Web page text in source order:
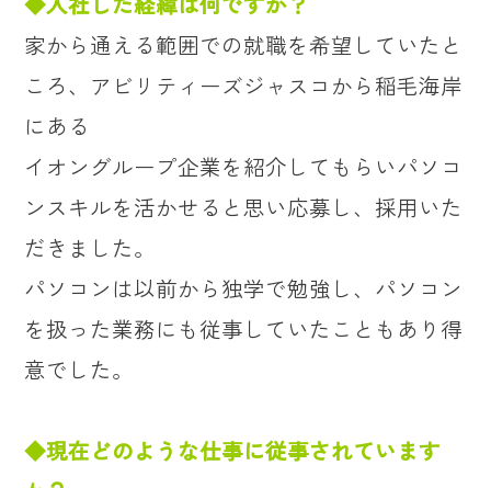
家から通える範囲での就職を希望していたと
ころ、アビリティーズジャスコから稲毛海岸
にある
イオングループ企業を紹介してもらいパソコ
ンスキルを活かせると思い応募し、採用いた
だきました。
パソコンは以前から独学で勉強し、パソコン
を扱った業務にも従事していたこともあり得
意でした。
◆現在どのような仕事に従事されています